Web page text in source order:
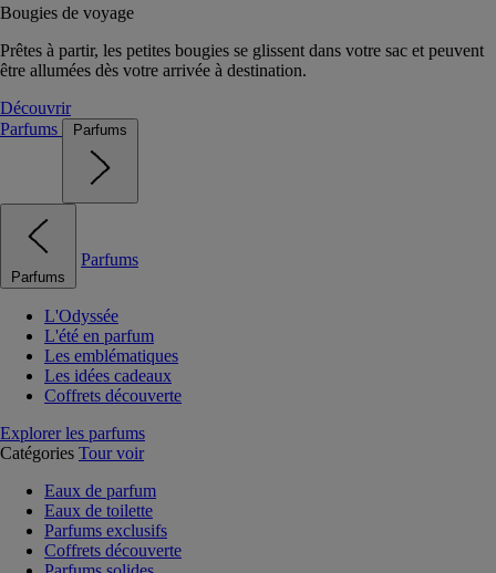
Bougies de voyage
Prêtes à partir, les petites bougies se glissent dans votre sac et peuvent
être allumées dès votre arrivée à destination.
Découvrir
Parfums
Parfums
Parfums
Parfums
L'Odyssée
L'été en parfum
Les emblématiques
Les idées cadeaux
Coffrets découverte
Explorer les parfums
Catégories Tour voir
Eaux de parfum
Eaux de toilette
Parfums exclusifs
Coffrets découverte